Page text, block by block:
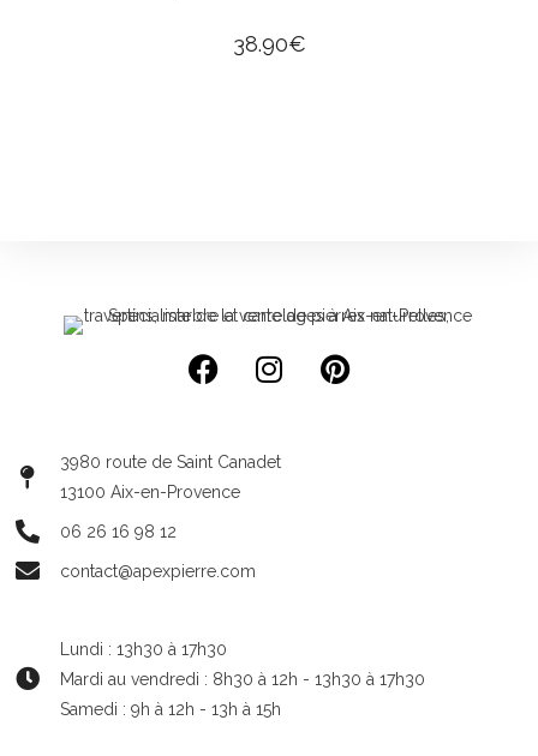
38.90€
3980 route de Saint Canadet
13100 Aix-en-Provence
06 26 16 98 12
contact@apexpierre.com
Lundi : 13h30 à 17h30
Mardi au vendredi : 8h30 à 12h - 13h30 à 17h30
Samedi : 9h à 12h - 13h à 15h